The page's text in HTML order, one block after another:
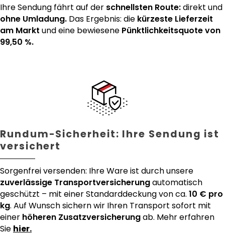
Ihre Sendung fährt auf der schnellsten Route:direkt und
ohne Umladung. Das Ergebnis: die kürzeste Lieferzeit
am Markt und eine bewiesene Pünktlichkeitsquote von
99,50 %.
Rundum-Sicherheit: Ihre Sendung ist
versichert
Sorgenfrei versenden: Ihre Ware ist durch unsere
zuverlässige Transportversicherungautomatisch
geschützt – mit einer Standarddeckung von ca. 10 € pro
kg. Auf Wunsch sichern wir Ihren Transport sofort mit
einer höheren Zusatzversicherungab. Mehr erfahren
Sie hier.